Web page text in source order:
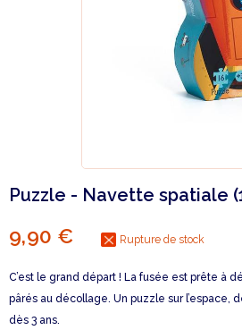
Puzzle - Navette spatiale
9,90 € Rupture de stock
C’est le grand départ ! La fusée est prête à
pârés au décollage. Un puzzle sur l’espace,
dès 3 ans.